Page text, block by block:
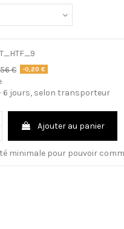
€ -0,20 €
6 jours, selon transporteur
Ajouter au panier
minimale pour pouvoir